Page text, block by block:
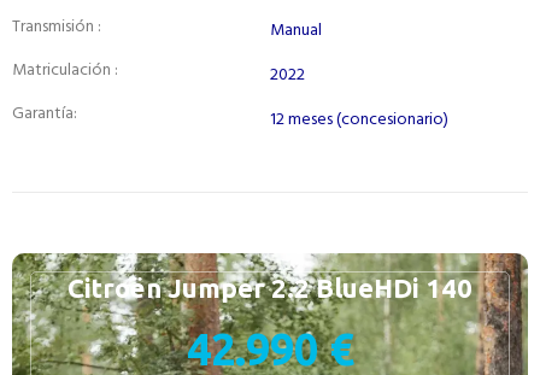
Citroën Jumper 2.2 BlueHDi 140
42.990 €
Transmisión :
Matriculación :
Garantía:
Manual
2022
12 meses (concesionario)